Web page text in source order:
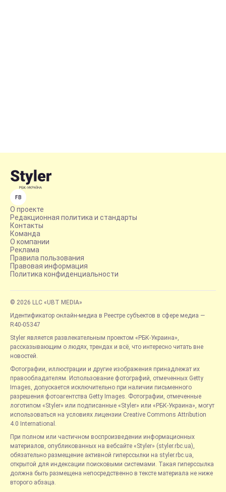
FB
О проекте
Редакционная политика и стандарты
Контакты
Команда
О компании
Реклама
Правила пользования
Правовая информация
Политика конфиденциальности
© 2026 LLC «UBT MEDIA»
Идентификатор онлайн-медиа в Реестре субъектов в сфере медиа —
R40-05347
Styler является развлекательным проектом «РБК-Украина»,
рассказывающим о людях, трендах и всё, что интересно читать вне
новостей.
Фотографии, иллюстрации и другие изображения принадлежат их
правообладателям. Использование фотографий, отмеченных Getty
Images, допускается исключительно при наличии письменного
разрешения фотоагентства Getty Images. Фотографии, отмеченные
логотипом «Styler» или подписанные «Styler» или «РБК-Украина», могут
использоваться на условиях лицензии Creative Commons Attribution
4.0 International.
При полном или частичном воспроизведении информационных
материалов, опубликованных на вебсайте «Styler» (styler.rbc.ua),
обязательно размещение активной гиперссылки на styler.rbc.ua,
открытой для индексации поисковыми системами. Такая гиперссылка
должна быть размещена непосредственно в тексте материала не ниже
второго абзаца.